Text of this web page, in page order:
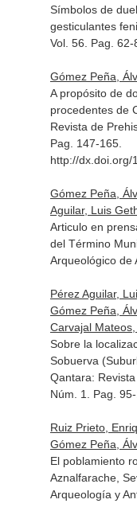
Símbolos de
gesticulantes
Vol. 56. Pag. 62-
Gómez Peña,
A propósito de
procedentes de
Revista de
Pag. 147-165.
http://dx.doi.org/
Gómez Peña,
Aguilar, Luis
Articulo en
del Término
Arqueológico de
Pérez Aguilar,
Gómez Peña,
Carvajal
Sobre la
Sobuerva
Qantara:
Núm. 1. Pag.
Ruiz Prieto,
Gómez Peña,
El poblamiento
Aznalfarache,
Arqueología y